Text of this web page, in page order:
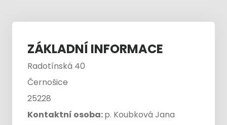
ZÁKLADNÍ INFORMACE
Radotínská 40
Černošice
25228
Kontaktní osoba:p. Koubková Jana